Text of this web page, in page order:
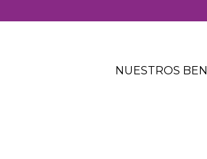
ti
NUESTROS